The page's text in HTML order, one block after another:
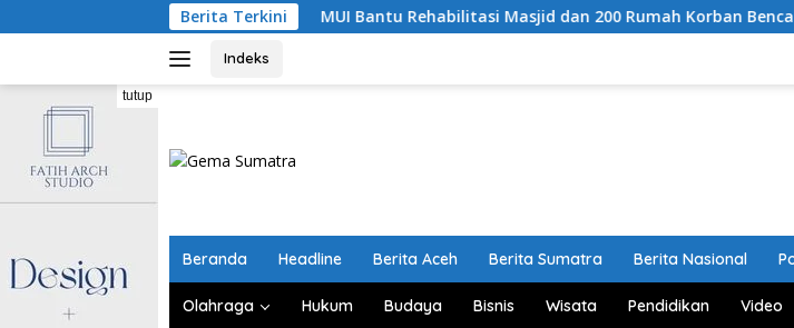
ke
Berita Terkini
MUI Bantu Rehabilitasi Masjid dan 200 Rumah Korban Bencana di Aceh
Indeks
tutup
Beranda Headline Berita Aceh Berita Sumatra Berita Nasional
Olahraga Hukum Budaya Bisnis Wisata Pendidikan Video